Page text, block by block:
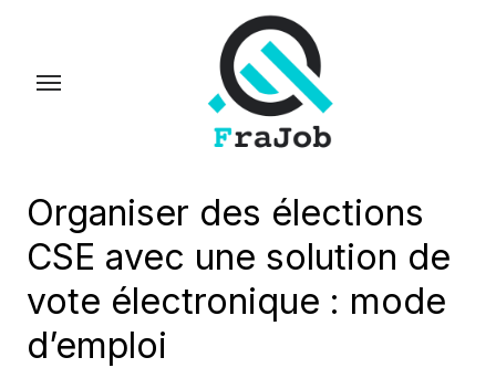
Organiser des élections
CSE avec une solution de
vote électronique : mode
d’emploi